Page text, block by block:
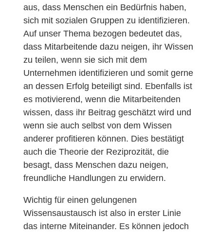
aus, dass Menschen ein Bedürfnis haben,
sich mit sozialen Gruppen zu identifizieren.
Auf unser Thema bezogen bedeutet das,
dass Mitarbeitende dazu neigen, ihr Wissen
zu teilen, wenn sie sich mit dem
Unternehmen identifizieren und somit gerne
an dessen Erfolg beteiligt sind. Ebenfalls ist
es motivierend, wenn die Mitarbeitenden
wissen, dass ihr Beitrag geschätzt wird und
wenn sie auch selbst von dem Wissen
anderer profitieren können. Dies bestätigt
auch die Theorie der Reziprozität, die
besagt, dass Menschen dazu neigen,
freundliche Handlungen zu erwidern.
Wichtig für einen gelungenen
Wissensaustausch ist also in erster Linie
das interne Miteinander. Es können jedoch